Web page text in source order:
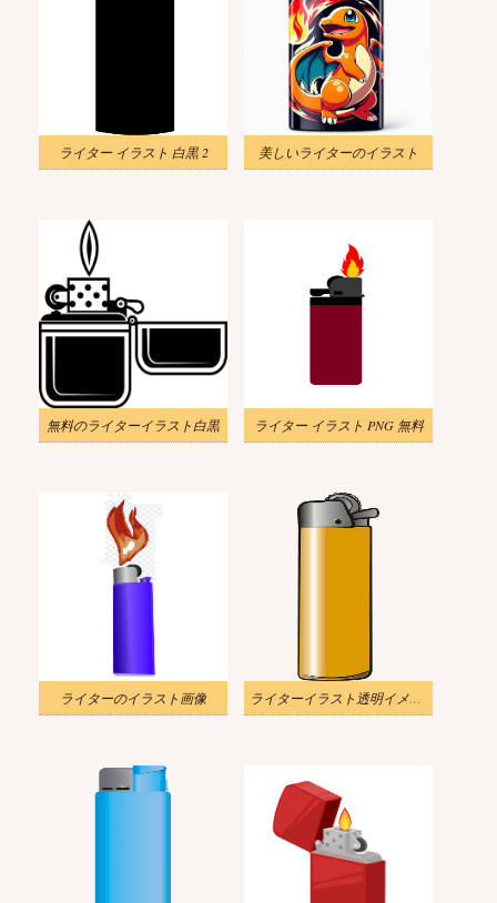
ライター イラスト 白黒 2 美しいライターのイラスト
無料のライターイラスト白黒 ライター イラスト PNG 無料
ライターのイラスト画像 ライターイラスト透明イメージ